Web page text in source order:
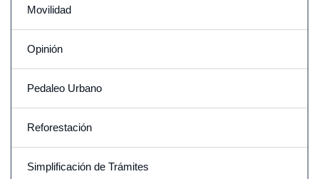
Movilidad
Opinión
Pedaleo Urbano
Reforestación
Simplificación de Trámites